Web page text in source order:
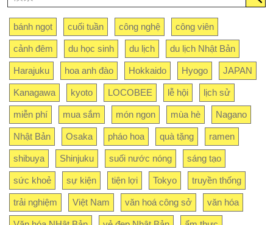
bánh ngọt cuối tuần công nghệ công viên
cảnh đêm du học sinh du lịch du lịch Nhật Bản
Harajuku hoa anh đào Hokkaido Hyogo JAPAN
Kanagawa kyoto LOCOBEE lễ hội lịch sử
miễn phí mua sắm món ngon mùa hè Nagano
Nhật Bản Osaka pháo hoa quà tặng ramen
shibuya Shinjuku suối nước nóng sáng tạo
sức khoẻ sự kiện tiện lợi Tokyo truyền thống
trải nghiệm Việt Nam văn hoá công sở văn hóa